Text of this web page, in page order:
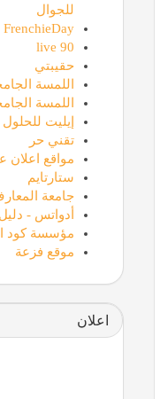
للجوال
FrenchieDay
90 live
حقيبتي
اللمسة
اللمسة
إيليت
تقني حر
مواقع
ستارتايم
جامعة
أدواتس -
مؤسسة كود
موقع فزعة
اعلان